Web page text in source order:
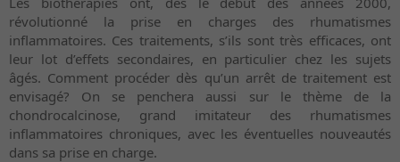
révolutionné la prise en charges des rhumatismes
inflammatoires. Ces traitements, s’ils sont très efficaces, ont
leur lot d’effets secondaires, en particulier chez les sujets
âgés. Comment procéder dès qu’un arrêt de traitement est
envisagé? On se penchera aussi sur le thème de la
chondrocalcinose, grand imitateur des rhumatismes
inflammatoires chroniques, avec les éventuelles nouveautés
dans sa prise en charge.